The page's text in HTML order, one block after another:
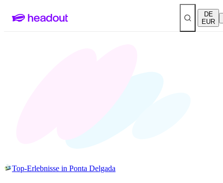
DE
EUR
Top-Erlebnisse in Ponta Delgada